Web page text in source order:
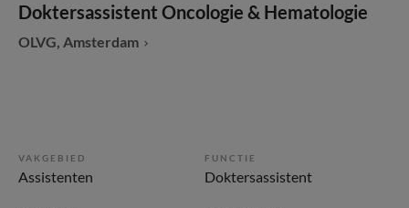
Doktersassistent Oncologie & Hematologie
OLVG, Amsterdam
VAKGEBIED
Assistenten
FUNCTIE
Doktersassistent